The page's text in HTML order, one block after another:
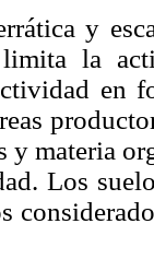
y
la
en
y materia
Los